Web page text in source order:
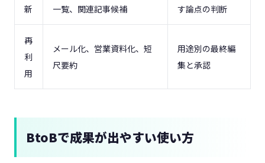
新
一覧、関連記事候補
す論点の判断
再
利
用
メール化、営業資料化、短
尺要約
用途別の最終編
集と承認
BtoBで成果が出やすい使い方